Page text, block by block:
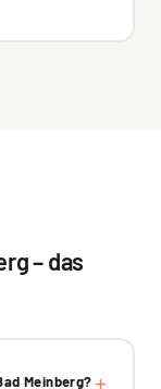
– das
Meinberg?